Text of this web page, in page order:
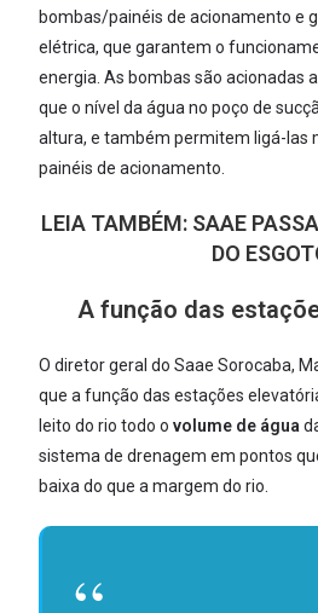
bombas/painéis de acionamento e
elétrica, que garantem o
energia. As bombas são acionadas
que o nível da água no poço de
altura, e também permitem ligá-las
painéis de acionamento.
LEIA TAMBÉM: SAAE
DO
A função das
O diretor geral do Saae Sorocaba,
que a função das estações
leito do rio todo o volume de água
sistema de drenagem em pontos
baixa do que a margem do rio.